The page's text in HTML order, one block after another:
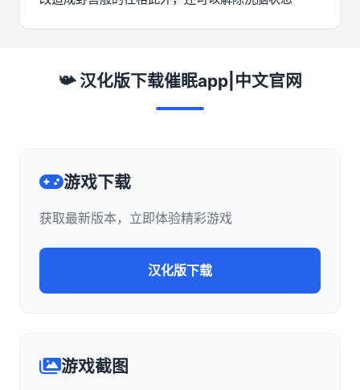
📯 汉化版下载催眠app|中文官网
游戏下载
获取最新版本，立即体验精彩游戏
汉化版下载
游戏截图